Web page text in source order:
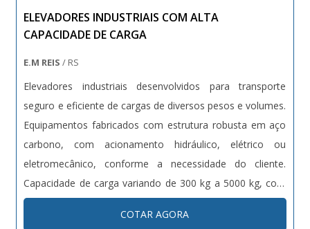
ELEVADORES INDUSTRIAIS COM ALTA
CAPACIDADE DE CARGA
E.M REIS / RS
Elevadores industriais desenvolvidos para transporte
seguro e eficiente de cargas de diversos pesos e volumes.
Equipamentos fabricados com estrutura robusta em aço
carbono, com acionamento hidráulico, elétrico ou
eletromecânico, conforme a necessidade do cliente.
Capacidade de carga variando de 300 kg a 5000 kg, com
altura de elevação customizável. Dotados de sistemas de
segurança como sensores de carga, travas automáticas e
COTAR AGORA